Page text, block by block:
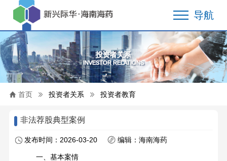
导航
投资者关系
INVESTOR RELATIONS
首页 投资者关系 投资者教育
非法荐股典型案例
发布时间：2026-03-20 编辑：海南海药
一、基本案情